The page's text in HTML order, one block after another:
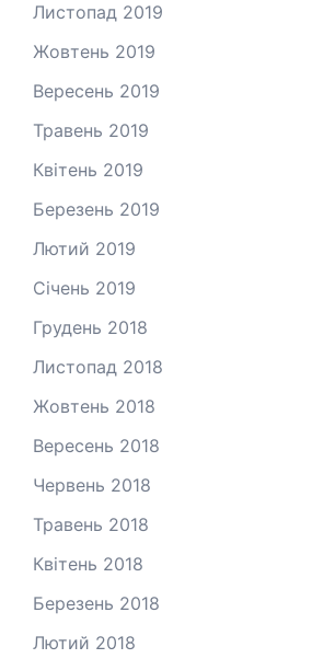
Листопад 2019
Жовтень 2019
Вересень 2019
Травень 2019
Квітень 2019
Березень 2019
Лютий 2019
Січень 2019
Грудень 2018
Листопад 2018
Жовтень 2018
Вересень 2018
Червень 2018
Травень 2018
Квітень 2018
Березень 2018
Лютий 2018